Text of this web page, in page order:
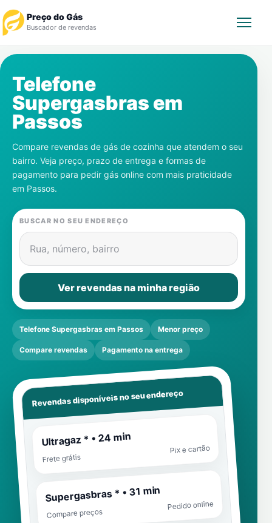
Preço do Gás
Buscador de revendas
Revendedor
Notícias
Cadastre-se
Gás
Contatos
Telefone
Supergasbras em
Passos
Compare revendas de gás de cozinha que atendem o seu
bairro. Veja preço, prazo de entrega e formas de
pagamento para pedir gás online com mais praticidade
em Passos.
BUSCAR NO SEU ENDEREÇO
Rua, número, bairro
Ver revendas na minha região
Telefone Supergasbras em Passos Menor preço
Compare revendas Pagamento na entrega
Revendas disponíveis no seu endereço
Ultragaz * • 24 min
Frete grátis
Pix e cartão
Supergasbras * • 31 min
Compare preços
Pedido online